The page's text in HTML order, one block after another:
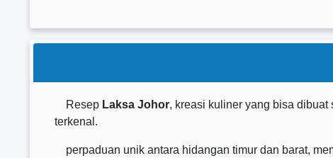
Resep Laksa Johor, kreasi kuliner yang bisa
terkenal.
perpaduan unik antara hidangan timur dan barat,